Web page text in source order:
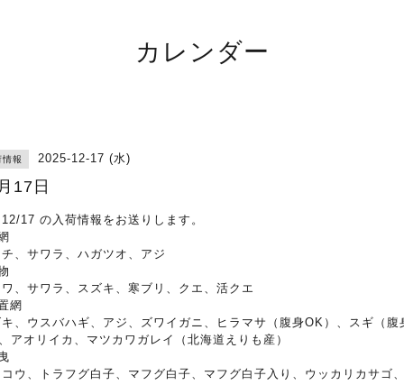
カレンダー
情報 2025-12-17 (水)
17日
17 の入荷情報をお送りします。
、サワラ、ハガツオ、アジ
、サワラ、スズキ、寒ブリ、クエ、活クエ
網
、ウスバハギ、アジ、ズワイガニ、ヒラマサ（腹身OK）、スギ（腹
アオリイカ、マツカワガレイ（北海道えりも産）
ウ、トラフグ白子、マフグ白子、マフグ白子入り、ウッカリカサゴ